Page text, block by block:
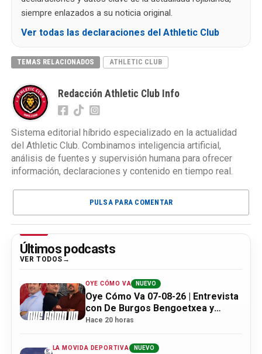
siempre enlazados a su noticia original.
Ver todas las declaraciones del Athletic Club
TEMAS RELACIONADOS ATHLETIC CLUB
Redacción Athletic Club Info
Sistema editorial híbrido especializado en la actualidad
del Athletic Club. Combinamos inteligencia artificial,
análisis de fuentes y supervisión humana para ofrecer
información, declaraciones y contenido en tiempo real.
PULSA PARA COMENTAR
Últimos podcasts
VER TODOS
OYE CÓMO VA NUEVO
Oye Cómo Va 07-08-26 | Entrevista
con De Burgos Bengoetxea y
actualidad Athletic
Hace 20 horas
LA MOVIDA DEPORTIVA NUEVO